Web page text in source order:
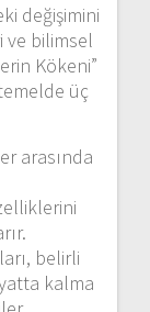
değişimini
ve bilimsel
Kökeni”
üç
arasında
belirli
kalma